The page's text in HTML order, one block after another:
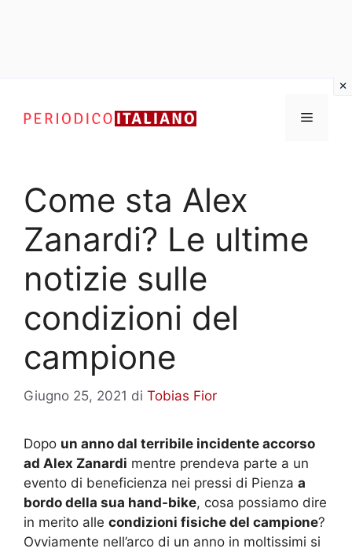
contenuto
Menu
Come sta Alex
Zanardi? Le ultime
notizie sulle
condizioni del
campione
Giugno 25, 2021 di Tobias Fior
Dopo un anno dal terribile incidente accorso
ad Alex Zanardi mentre prendeva parte a un
evento di beneficienza nei pressi di Pienza a
bordo della sua hand-bike, cosa possiamo dire
in merito alle condizioni fisiche del campione?
Ovviamente nell’arco di un anno in moltissimi si